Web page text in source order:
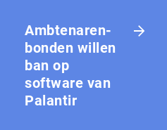
Amb­te­na­ren­
bon­den willen
ban op
software van
Palantir